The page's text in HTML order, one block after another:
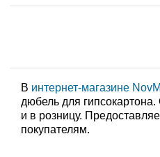
В интернет-магазине
дюбель для
и в розницу.
покупателям.